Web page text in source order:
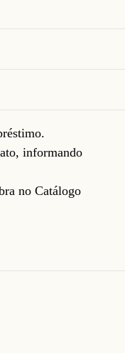
, informando
no Catálogo